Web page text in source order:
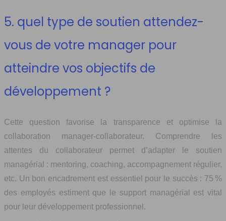
5. quel type de soutien attendez-
vous de votre manager pour
atteindre vos objectifs de
développement ?
Cette question favorise la transparence et optimise la
collaboration manager-collaborateur. Comprendre les
attentes du collaborateur permet d’adapter le soutien
managérial : mentoring, coaching, accompagnement régulier,
etc. Un bon encadrement est essentiel pour le succès : 75 %
des employés estiment que le support managérial est vital
pour leur développement professionnel.